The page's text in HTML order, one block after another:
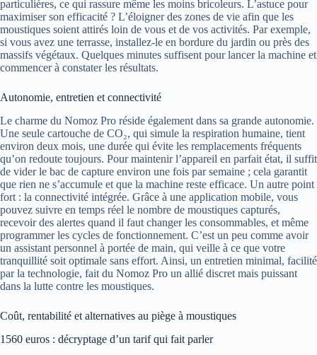
particulières, ce qui rassure même les moins bricoleurs. L’astuce pour
maximiser son efficacité ? L’éloigner des zones de vie afin que les
moustiques soient attirés loin de vous et de vos activités. Par exemple,
si vous avez une terrasse, installez-le en bordure du jardin ou près des
massifs végétaux. Quelques minutes suffisent pour lancer la machine et
commencer à constater les résultats.
Autonomie, entretien et connectivité
Le charme du Nomoz Pro réside également dans sa grande autonomie.
Une seule cartouche de CO₂, qui simule la respiration humaine, tient
environ deux mois, une durée qui évite les remplacements fréquents
qu’on redoute toujours. Pour maintenir l’appareil en parfait état, il suffit
de vider le bac de capture environ une fois par semaine ; cela garantit
que rien ne s’accumule et que la machine reste efficace. Un autre point
fort : la connectivité intégrée. Grâce à une application mobile, vous
pouvez suivre en temps réel le nombre de moustiques capturés,
recevoir des alertes quand il faut changer les consommables, et même
programmer les cycles de fonctionnement. C’est un peu comme avoir
un assistant personnel à portée de main, qui veille à ce que votre
tranquillité soit optimale sans effort. Ainsi, un entretien minimal, facilité
par la technologie, fait du Nomoz Pro un allié discret mais puissant
dans la lutte contre les moustiques.
Coût, rentabilité et alternatives au piège à moustiques
1560 euros : décryptage d’un tarif qui fait parler